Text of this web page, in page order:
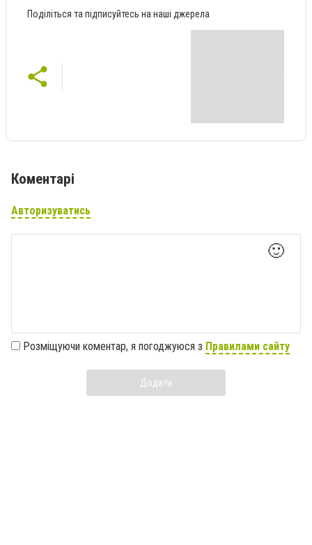
Поділіться та підписуйтесь на наші джерела
Коментарі
Авторизуватись
🙂
Розміщуючи коментар, я погоджуюся з Правилами сайту
Додати